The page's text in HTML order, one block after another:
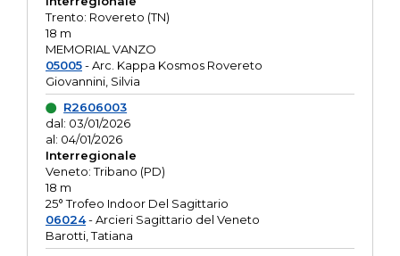
Trento: Rovereto (TN)
18 m
MEMORIAL VANZO
05005- Arc. Kappa Kosmos Rovereto
Giovannini, Silvia
R2606003
dal: 03/01/2026
al: 04/01/2026
Interregionale
Veneto: Tribano (PD)
18 m
25° Trofeo Indoor Del Sagittario
06024- Arcieri Sagittario del Veneto
Barotti, Tatiana